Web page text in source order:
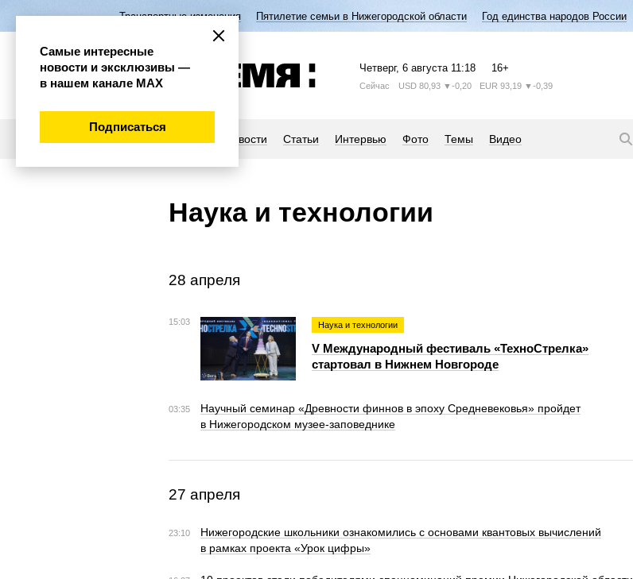
Транспортные изменения Пятилетие семьи в Нижегородской области Год единства народов России
Четверг, 6 августа 11:18 16+
Сейчас USD 80,93 ▼-0,20 EUR 93,19 ▼-0,39
Новости Статьи Интервью Фото Темы Видео
Наука и технологии
28 апреля
15:03 Наука и технологии
V Международный фестиваль «ТехноСтрелка»
стартовал в Нижнем Новгороде
03:35
Научный семинар «Древности финнов в эпоху Средневековья» пройдет
в Нижегородском музее-заповеднике
27 апреля
23:10
Нижегородские школьники ознакомились с основами квантовых вычислений
в рамках проекта «Урок цифры»
Самые интересные
новости и эксклюзивы —
в нашем канале МАХ
Подписаться